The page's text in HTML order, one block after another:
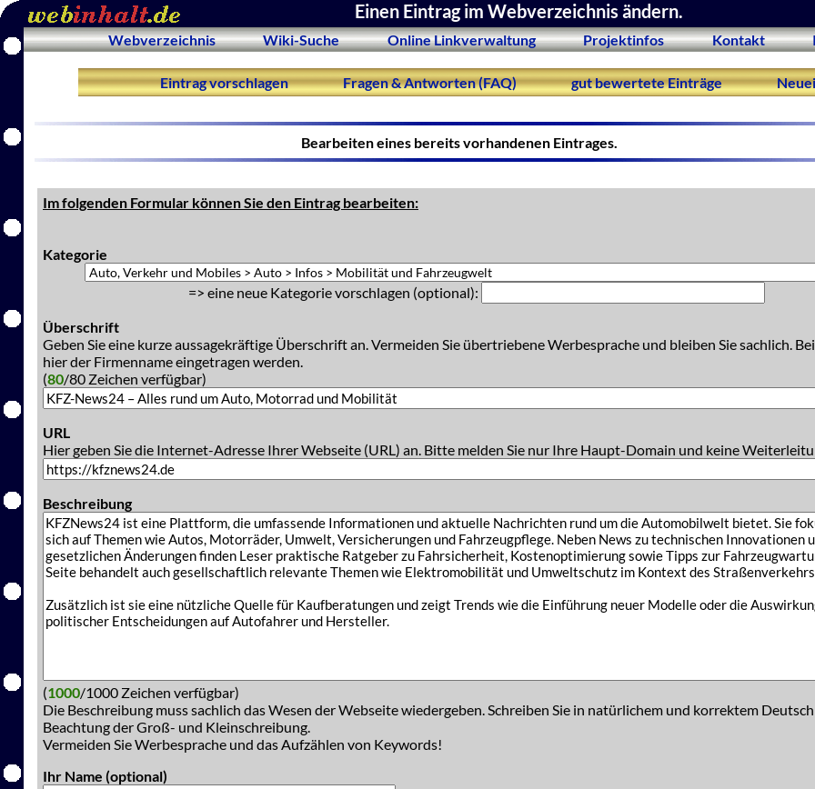
Einen Eintrag im Webverzeichnis ändern.
Webverzeichnis Wiki-Suche Online Linkverwaltung Projektinfos Kontakt
Eintrag vorschlagen Fragen & Antworten (FAQ) gut bewertete Einträge
Bearbeiten eines bereits vorhandenen Eintrages.
Im folgenden Formular können Sie den Eintrag bearbeiten:
Kategorie
=> eine neue Kategorie vorschlagen (optional):
Überschrift
Geben Sie eine kurze aussagekräftige Überschrift an. Vermeiden Sie übertriebene Werbesprache und bleiben Sie sachlich.
hier der Firmenname eingetragen werden.
(80/80 Zeichen verfügbar)
URL
Hier geben Sie die Internet-Adresse Ihrer Webseite (URL) an. Bitte melden Sie nur Ihre Haupt-Domain und keine
Beschreibung
(1000/1000 Zeichen verfügbar)
Die Beschreibung muss sachlich das Wesen der Webseite wiedergeben. Schreiben Sie in natürlichem und korrektem
Beachtung der Groß- und Kleinschreibung.
Vermeiden Sie Werbesprache und das Aufzählen von Keywords!
Ihr Name (optional)